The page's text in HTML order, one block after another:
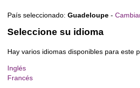
País seleccionado: Guadeloupe -
Seleccione su idioma
Hay varios idiomas disponibles para este
Inglés
Francés